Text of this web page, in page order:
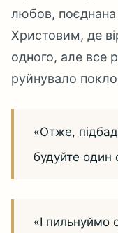
любов, поєднана
Христовим, де
одного, але все
руйнувало
«Отже,
будуйте один
«І